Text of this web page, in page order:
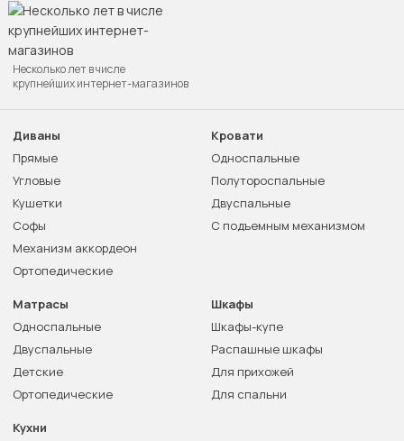
Несколько лет в числе
крупнейших интернет-магазинов
Диваны
Прямые
Угловые
Кушетки
Софы
Механизм аккордеон
Ортопедические
Кровати
Односпальные
Полутороспальные
Двуспальные
С подъемным механизмом
Матрасы
Односпальные
Двуспальные
Детские
Ортопедические
Шкафы
Шкафы-купе
Распашные шкафы
Для прихожей
Для спальни
Кухни